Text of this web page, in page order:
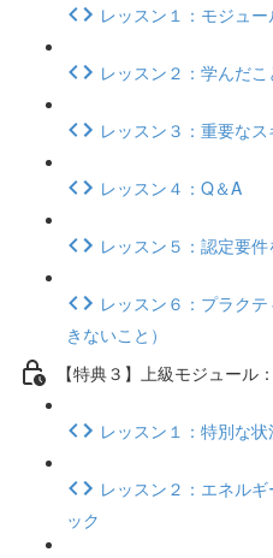
レッスン１：モジュ
レッスン２：学んだ
レッスン３：重要な
レッスン４：Q＆A
レッスン５：認定要
レッスン６：プラク
きないこと）
【特典３】上級モジュール
レッスン１：特別な
レッスン２：エネル
ック